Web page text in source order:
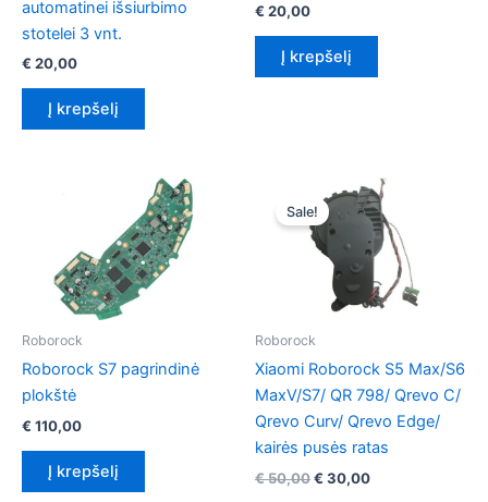
automatinei išsiurbimo
stotelei 3 vnt.
€ 20,00
Į krepšelį
€ 20,00
Į krepšelį
Roborock
Roborock S7 pagrindinė
plokštė
€ 110,00
Į krepšelį
Sale!
Roborock
Xiaomi Roborock S5 Max/S6
MaxV/S7/ QR 798/ Qrevo C/
Qrevo Curv/ Qrevo Edge/
kairės pusės ratas
€50,00Original
€ 30,00Current